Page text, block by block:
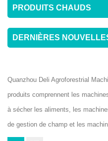
PRODUITS CHAUDS
DERNIÈRES
Quanzhou Deli Agroforestrial
produits comprennent les
à sécher les aliments, les
de gestion de champ et les